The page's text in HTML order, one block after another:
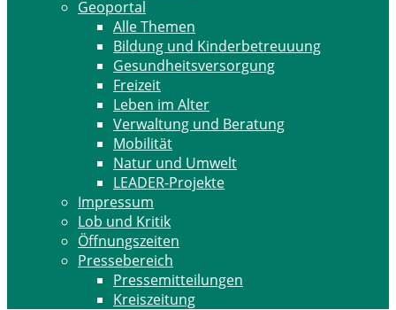
Geoportal
Alle Themen
Bildung und Kinderbetreuuung
Gesundheitsversorgung
Freizeit
Leben im Alter
Verwaltung und Beratung
Mobilität
Natur und Umwelt
LEADER-Projekte
Impressum
Lob und Kritik
Öffnungszeiten
Pressebereich
Pressemitteilungen
Kreiszeitung